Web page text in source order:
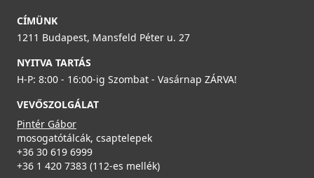
ELLECI - Csaptelep Stream Plus - matt fekete
MOKSTPBK
137 990 Ft
Részletek
DLL01602
Részletek
279 990 Ft
CÍMÜNK
1211 Budapest, Mansfeld Péter u. 27
NYITVA TARTÁS
H-P: 8:00 - 16:00-ig Szombat - Vasárnap ZÁRVA!
VEVŐSZOLGÁLAT
Pintér Gábor
mosogatótálcák, csaptelepek
+36 30 619 6999
+36 1 420 7383 (112-es mellék)